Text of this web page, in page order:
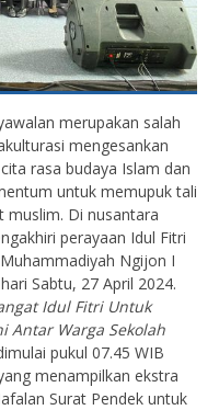
merupakan salah
mengesankan
rasa budaya Islam dan
untuk memupuk tali
muslim. Di nusantara
perayaan Idul Fitri
Ngijon I
Sabtu, 27 April 2024.
Idul Fitri Untuk
Antar Warga Sekolah
pukul 07.45 WIB
menampilkan ekstra
Surat Pendek untuk